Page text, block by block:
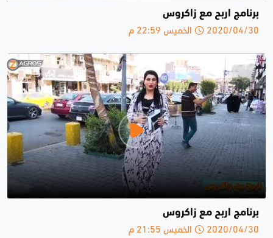
برنامج اربح مع زاكروس
2020/04/30 الخميس 22:59 م
برنامج اربح مع زاكروس
2020/04/30 الخميس 21:55 م